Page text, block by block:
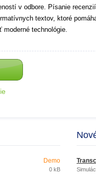
v odbore. Písanie
textov, ktoré
moderné technológie.
Demo
0 kB